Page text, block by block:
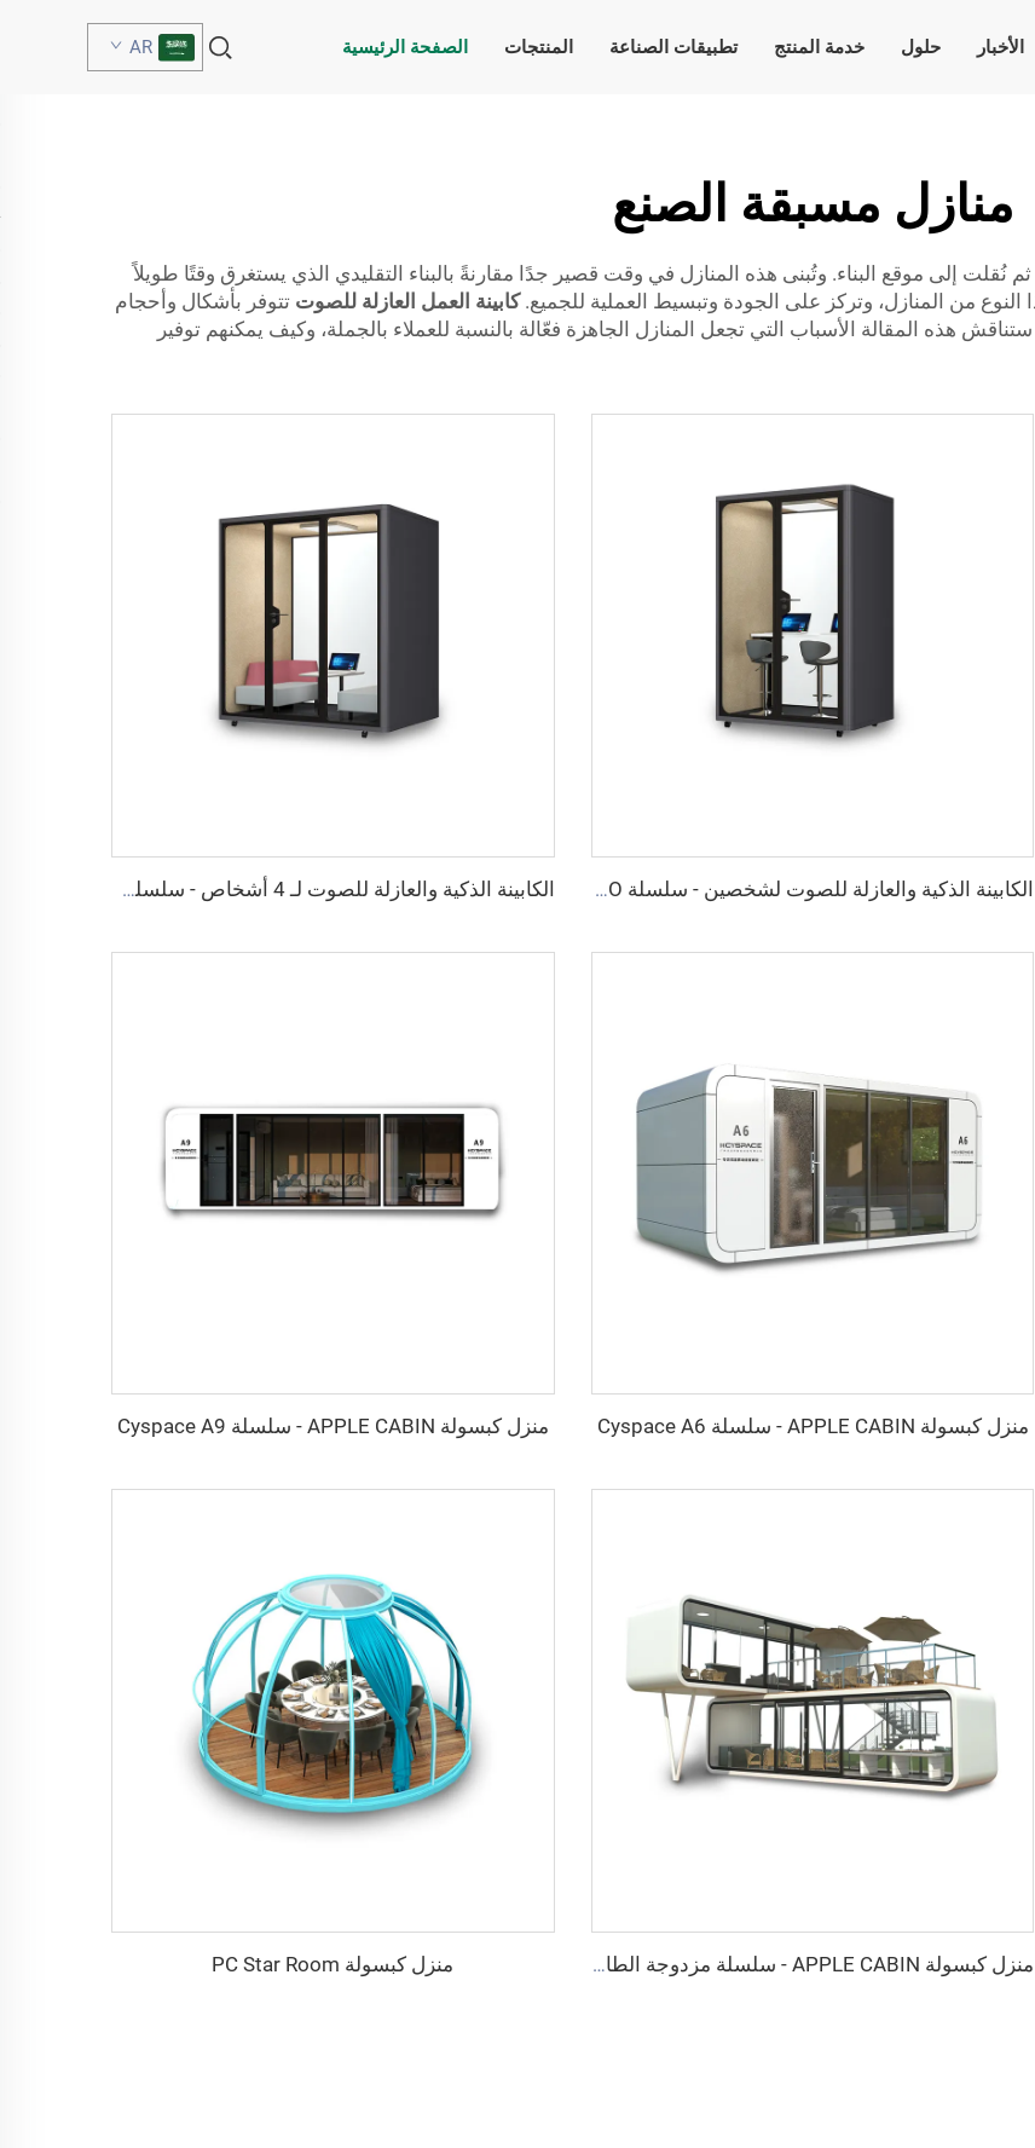
الصفحة الرئيسية المنتجات تطبيقات الصناعة خدمة المنتج حلول الأخبار AR
منازل مسبقة الصنع
نُقلت إلى موقع البناء. وتُبنى هذه المنازل في وقت قصير جدًا مقارنةً بالبناء التقليدي الذي يستغرق وقتًا طويلاً
كابينة العمل العازلة للصوت تتوفر بأشكال وأحجام
هذه المقالة الأسباب التي تجعل المنازل الجاهزة فعّالة بالنسبة للعملاء بالجملة، وكيف يمكنهم توفير
الكابينة الذكية والعازلة للصوت لشخصين - سلسلة Cyspace Y PRO الكابينة الذكية والعازلة للصوت لـ 4 أشخاص - سلسلة Cyspace Y PRO
منزل كبسولة APPLE CABIN - سلسلة Cyspace A6 منزل كبسولة APPLE CABIN - سلسلة Cyspace A9
منزل كبسولة APPLE CABIN - سلسلة مزدوجة الطابق منزل كبسولة PC Star Room